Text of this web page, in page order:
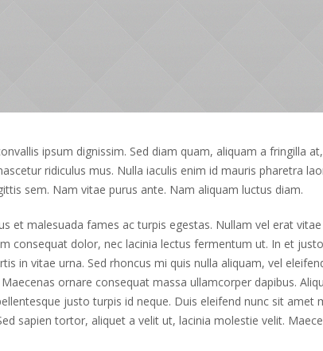
ipsum dignissim. Sed diam quam, aliquam a fringilla
ridiculus mus. Nulla iaculis enim id mauris pharetra
sem. Nam vitae purus ante. Nam aliquam luctus diam.
et malesuada fames ac turpis egestas. Nullam vel erat
consequat dolor, nec lacinia lectus fermentum ut. In et
in vitae urna. Sed rhoncus mi quis nulla aliquam, vel
ornare consequat massa ullamcorper dapibus.
justo turpis id neque. Duis eleifend nunc sit amet
sapien tortor, aliquet a velit ut, lacinia molestie velit.